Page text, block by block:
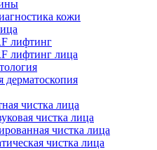
кожи
лифтинг
лифтинг лица
дерматоскопия
чистка лица
чистка лица
чистка лица
чистка лица